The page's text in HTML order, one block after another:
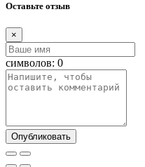
Оставьте отзыв
×
символов: 0
Опубликовать